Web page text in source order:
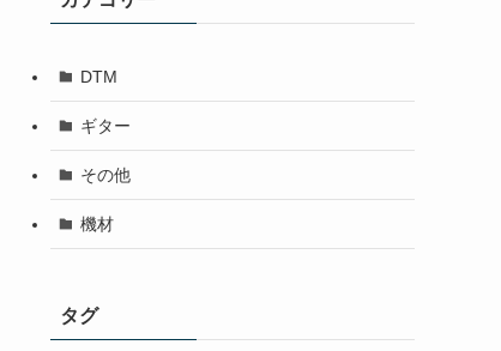
DTM
ギター
その他
機材
タグ